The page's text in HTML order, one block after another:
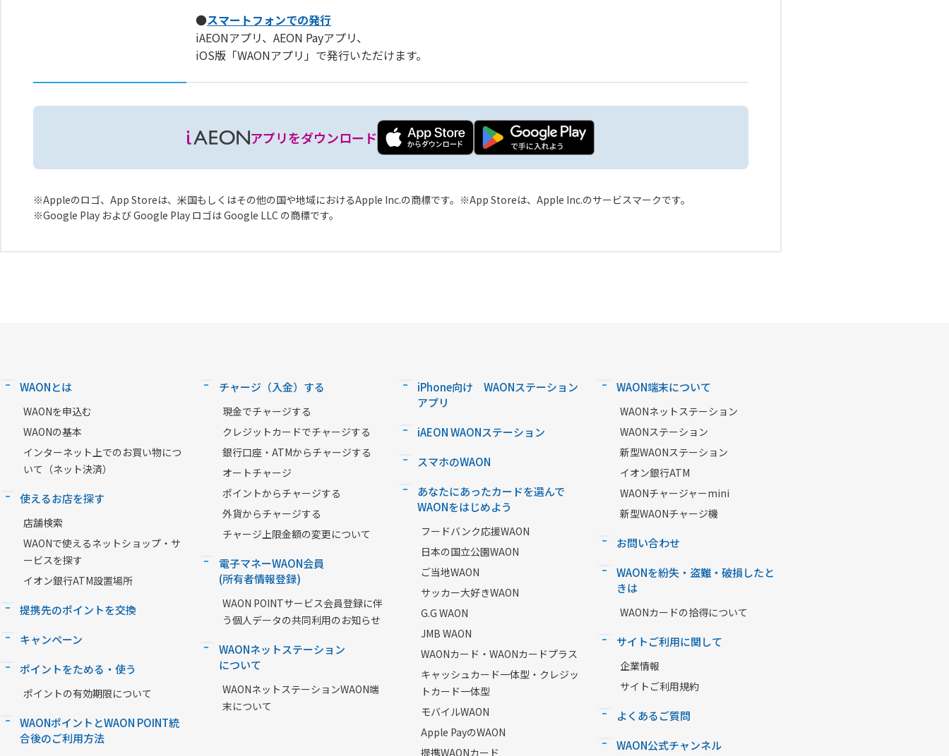
●スマートフォンでの発行
iAEONアプリ、AEON Payアプリ、
iOS版「WAONアプリ」で発行いただけます。
アプリをダウンロード
Appleのロゴ、App Storeは、米国もしくはその他の国や地域におけるApple Inc.の商標です。
App Storeは、Apple Inc.のサービスマークです。
Google Play および Google Play ロゴは Google LLC の商標です。
WAONとは
WAONを申込む
WAONの基本
インターネット上でのお買い物につ
いて（ネット決済）
使えるお店を探す
店舗検索
WAONで使えるネットショップ・サ
ービスを探す
イオン銀行ATM設置場所
提携先のポイントを交換
キャンペーン
ポイントをためる・使う
ポイントの有効期限について
WAONポイントとWAON POINT統
合後のご利用方法
チャージ（入金）する
現金でチャージする
クレジットカードでチャージする
銀行口座・ATMからチャージする
オートチャージ
ポイントからチャージする
外貨からチャージする
チャージ上限金額の変更について
電子マネーWAON会員
(所有者情報登録)
WAON POINTサービス会員登録に伴
う個人データの共同利用のお知らせ
WAONネットステーション
について
WAONネットステーションWAON端
末について
iPhone向け WAONステーション
アプリ
iAEON WAONステーション
スマホのWAON
あなたにあったカードを選んで
WAONをはじめよう
フードバンク応援WAON
日本の国立公園WAON
ご当地WAON
サッカー大好きWAON
G.G WAON
JMB WAON
WAONカード・WAONカードプラス
キャッシュカード一体型・クレジッ
トカード一体型
モバイルWAON
Apple PayのWAON
提携WAONカード
WAON端末について
WAONネットステーション
WAONステーション
新型WAONステーション
イオン銀行ATM
WAONチャージャーmini
新型WAONチャージ機
お問い合わせ
WAONを紛失・盗難・破損したと
きは
WAONカードの拾得について
サイトご利用に関して
企業情報
サイトご利用規約
よくあるご質問
WAON公式チャンネル